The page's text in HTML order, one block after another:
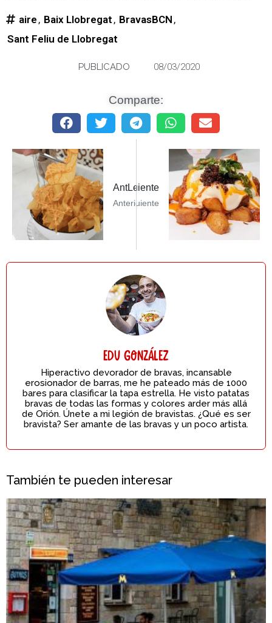
aire , Baix Llobregat , BravasBCN ,
Sant Feliu de Llobregat
PUBLICADO 08/03/2020
Comparte:
AntLeer Post AnteriorEl mar de la
Anterior
PostKoby burgersSiguiente
Siguiente
Edu González
Hiperactivo devorador de bravas, incansable
erosionador de barras, me he pateado más de 1000
bares para clasificar la tapa estrella. He visto patatas
bravas de todas las formas y colores arder más allá
de Orión. Únete a mi legión de bravistas. ¿Qué es ser
bravista? Ser amante de las bravas y un poco artista.
También te pueden interesar